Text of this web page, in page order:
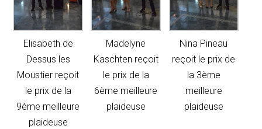
Elisabeth de
Dessus les
Moustier reçoit
le prix de la
9ème meilleure
plaideuse
Madelyne
Kaschten reçoit
le prix de la
6ème meilleure
plaideuse
Nina Pineau
reçoit le prix de
la 3ème
meilleure
plaideuse